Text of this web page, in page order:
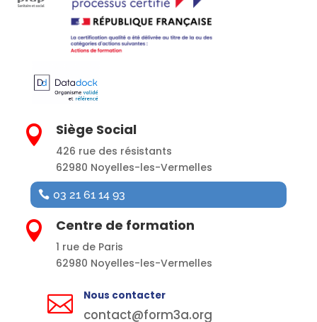
 Siège Social
426 rue des résistants
62980 Noyelles-les-Vermelles
03 21 61 14 93
 Centre de formation
1 rue de Paris
62980 Noyelles-les-Vermelles
 Nous contacter
contact@form3a.org